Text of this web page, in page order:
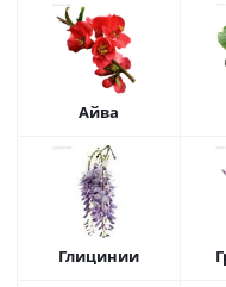
Айва
Глицинии